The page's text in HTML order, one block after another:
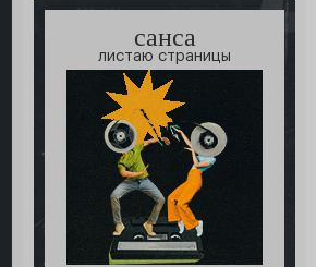
санса
листаю страницы